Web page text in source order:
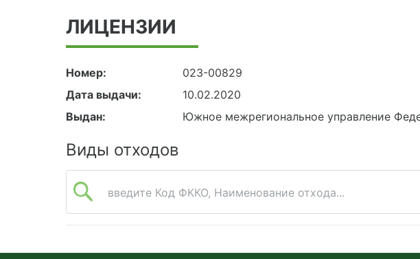
ЛИЦЕНЗИИ
Номер:
023-00829
Дата выдачи:
10.02.2020
Выдан:
Южное межрегиональное управление
Виды отходов
введите Код ФККО, Наименование отхода...